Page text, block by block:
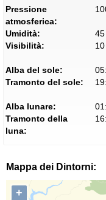
Pressione
atmosferica:
Umidità:
Visibilità:
Alba del sole:
Tramonto del sole:
Alba lunare:
Tramonto della
luna:
Mappa dei Dintorni:
+